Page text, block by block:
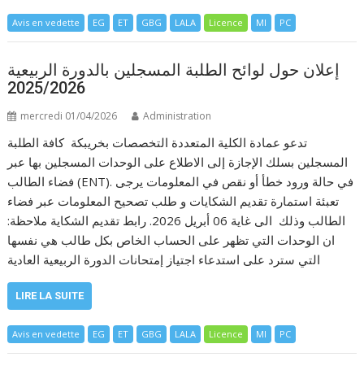
Avis en vedette EG ET GBG LALA Licence MI PC
إعلان حول لوائح الطلبة المسجلين بالدورة الربيعية
2025/2026
mercredi 01/04/2026 Administration
تدعو عمادة الكلية المتعددة التخصصات بخريبكة كافة الطلبة
المسجلين بسلك الإجازة إلى الاطلاع على الوحدات المسجلين بها عبر
فضاء الطالب (ENT). في حالة ورود خطأ أو نقص في المعلومات يرجى
تعبئة استمارة تقديم الشكايات و طلب تصحيح المعلومات عبر فضاء
الطالب وذلك الى غاية 06 أبريل 2026. رابط تقديم الشكاية ملاحظة:
ان الوحدات التي تظهر على الحساب الخاص بكل طالب هي نفسها
التي سترد على استدعاء اجتياز إمتحانات الدورة الربيعية العادية
LIRE LA SUITE
Avis en vedette EG ET GBG LALA Licence MI PC